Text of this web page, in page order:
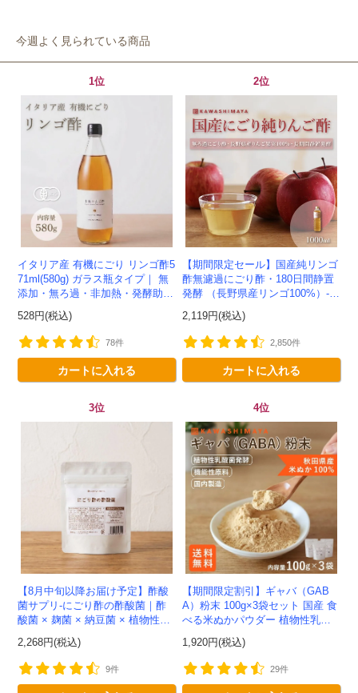
今週よく見られている商品
1位
イタリア産 有機にごり リンゴ酢5
71ml(580g) ガラス瓶タイプ｜ 無
添加・無ろ過・非加熱・発酵助剤
不使用のアップルサイダービネガ
ー -かわしま屋-
528円(税込)
78件
カートに入れる
2位
【期間限定セール】国産純リンゴ
酢無濾過にごり酢・180日間静置
発酵 （長野県産リンゴ100%）-1
000ml-かわしま屋-
2,119円(税込)
2,850件
カートに入れる
3位
【8月中旬以降お届け予定】酢酸
菌サプリ-にごり酢の酢酸菌｜酢
酸菌 × 麹菌 × 納豆菌 × 植物性乳
酸菌20兆個を一粒に凝縮-かわし
ま屋-モニター追加20...
2,268円(税込)
9件
4位
【期間限定割引】ギャバ（GAB
A）粉末 100g×3袋セット 国産 食
べる米ぬかパウダー 植物性乳酸
菌発酵 -かわしま屋- 【送料無
料】*メール便での発送...
1,920円(税込)
29件